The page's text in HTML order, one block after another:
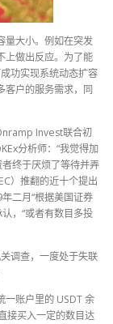
量大小。例如在突发
上做出反应。为了能
功实现系统动态扩容
客户的服务需求，同
Invest联合初
分析师：“我觉得加
终于厌烦了等待并弄
）推翻的近十个提出
二月“根据美国证券
，“或者有数目多投
调查，一度处于失联
一账户里的 USDT 余
接买入一定的数目达